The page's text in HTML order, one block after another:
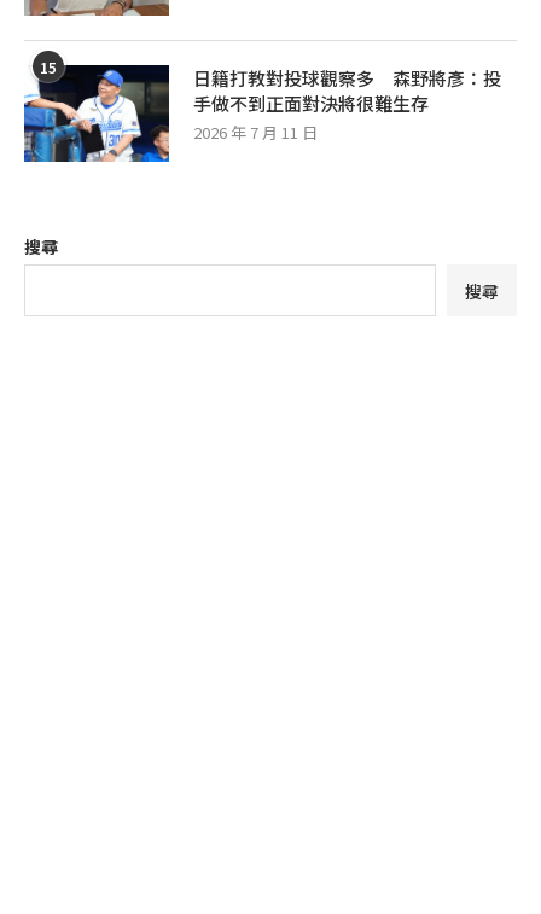
15
日籍打教對投球觀察多 森野將彥：投
手做不到正面對決將很難生存
2026 年 7 月 11 日
搜尋
搜尋